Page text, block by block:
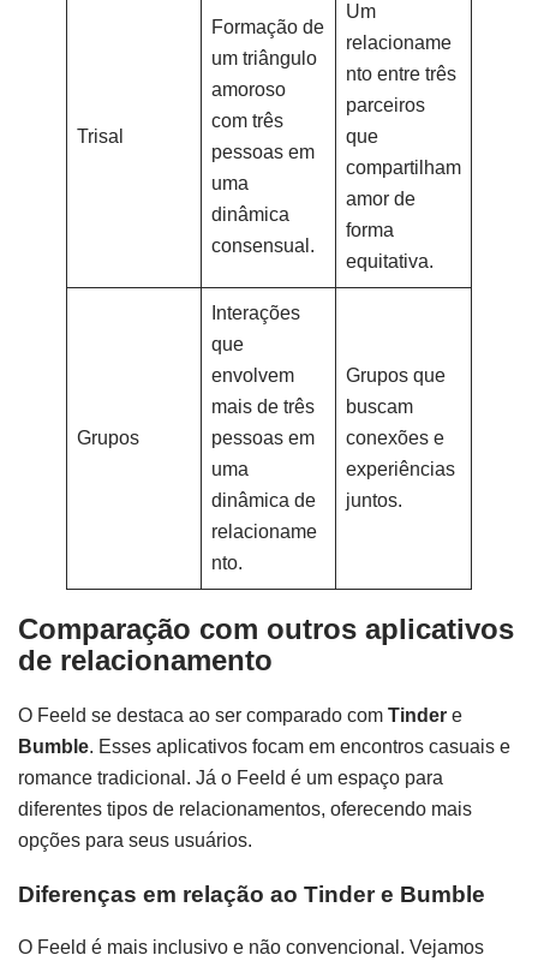
Trisal
Formação de
um triângulo
amoroso
com três
pessoas em
uma
dinâmica
consensual.
Um
relacioname
nto entre três
parceiros
que
compartilham
amor de
forma
equitativa.
Grupos
Interações
que
envolvem
mais de três
pessoas em
uma
dinâmica de
relacioname
nto.
Grupos que
buscam
conexões e
experiências
juntos.
Comparação com outros aplicativos
de relacionamento
O Feeld se destaca ao ser comparado com Tinder e
Bumble. Esses aplicativos focam em encontros casuais e
romance tradicional. Já o Feeld é um espaço para
diferentes tipos de relacionamentos, oferecendo mais
opções para seus usuários.
Diferenças em relação ao Tinder e Bumble
O Feeld é mais inclusivo e não convencional. Vejamos